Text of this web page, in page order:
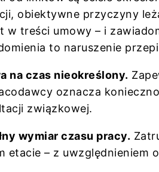
obiektywne przyczyny
w treści umowy – i
to naruszenie
na czas nieokreślony.
oznacza
związkowej.
wymiar czasu pracy.
etacie – z